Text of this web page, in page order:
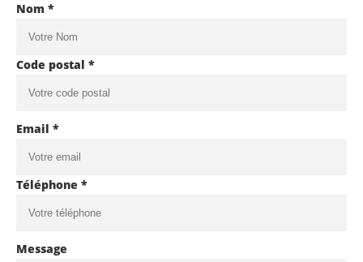
Nom *
Code postal *
Email *
Téléphone *
Message